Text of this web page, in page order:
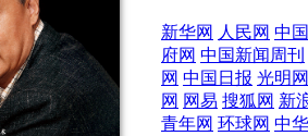
新华网 人民网 中
府网 中国新闻周刊
网 中国日报 光明网
网 网易 搜狐网 新
青年网 环球网 中